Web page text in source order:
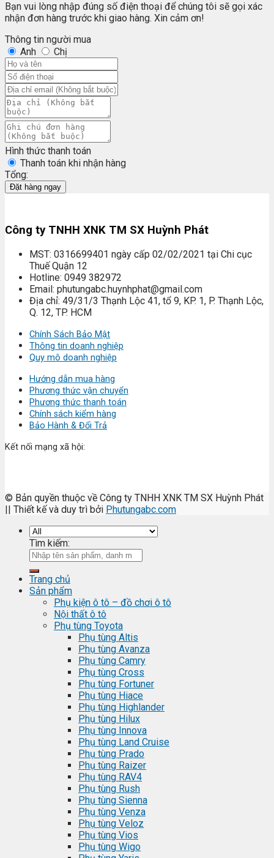
Bạn vui lòng nhập đúng số điện thoại để chúng tôi sẽ gọi xác
nhận đơn hàng trước khi giao hàng. Xin cảm ơn!
Thông tin người mua
Anh
Chị
Hình thức thanh toán
Thanh toán khi nhận hàng
Tổng:
Đặt hàng ngay
Công ty TNHH XNK TM SX Huỳnh Phát
MST: 0316699401 ngày cấp 02/02/2021 tại Chi cục
Thuế Quận 12
Hotline: 0949 382972
Email: phutungabc.huynhphat@gmail.com
Địa chỉ: 49/31/3 Thạnh Lộc 41, tổ 9, KP. 1, P. Thạnh Lộc,
Q. 12, TP. HCM
Chính Sách Bảo Mật
Thông tin doanh nghiệp
Quy mô doanh nghiệp
Hướng dẫn mua hàng
Phương thức vận chuyển
Phương thức thanh toán
Chính sách kiểm hàng
Bảo Hành & Đổi Trả
Kết nối mạng xã hội:
© Bản quyền thuộc về Công ty TNHH XNK TM SX Huỳnh Phát
|| Thiết kế và duy trì bởi Phutungabc.com
Tìm kiếm:
Trang chủ
Sản phẩm
Phụ kiện ô tô – đồ chơi ô tô
Nội thất ô tô
Phụ tùng Toyota
Phụ tùng Altis
Phụ tùng Avanza
Phụ tùng Camry
Phụ tùng Cross
Phụ tùng Fortuner
Phụ tùng Hiace
Phụ tùng Highlander
Phụ tùng Hilux
Phụ tùng Innova
Phụ tùng Land Cruise
Phụ tùng Prado
Phụ tùng Raizer
Phụ tùng RAV4
Phụ tùng Rush
Phụ tùng Sienna
Phụ tùng Venza
Phụ tùng Veloz
Phụ tùng Vios
Phụ tùng Wigo